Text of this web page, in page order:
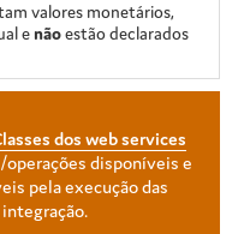
valores monetários,
e nãoestão declarados
dos web services
disponíveis e
pela execução das